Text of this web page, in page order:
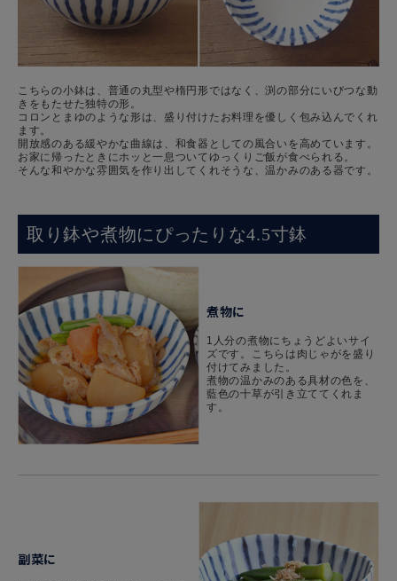
こちらの小鉢は、普通の丸型や楕円形ではなく、渕の部分にいびつな動
きをもたせた独特の形。
コロンとまゆのような形は、盛り付けたお料理を優しく包み込んでくれ
ます。
開放感のある緩やかな曲線は、和食器としての風合いを高めています。
お家に帰ったときにホッと一息ついてゆっくりご飯が食べられる。
そんな和やかな雰囲気を作り出してくれそうな、温かみのある器です。
取り鉢や煮物にぴったりな4.5寸鉢
煮物に
1人分の煮物にちょうどよいサイ
ズです。こちらは肉じゃがを盛り
付けてみました。
煮物の温かみのある具材の色を、
藍色の十草が引き立ててくれま
す。
副菜に